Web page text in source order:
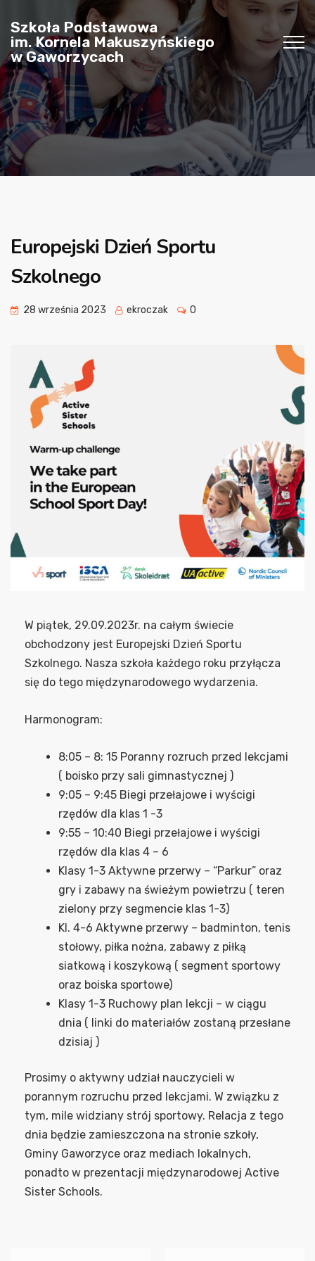
Szkoła Podstawowa
im. Kornela Makuszyńskiego
w Gaworzycach
Europejski Dzień Sportu
Szkolnego
28 września 2023 ekroczak 0
W piątek, 29.09.2023r. na całym świecie
obchodzony jest Europejski Dzień Sportu
Szkolnego. Nasza szkoła każdego roku przyłącza
się do tego międzynarodowego wydarzenia.
Harmonogram:
8:05 – 8: 15 Poranny rozruch przed lekcjami
( boisko przy sali gimnastycznej )
9:05 – 9:45 Biegi przełajowe i wyścigi
rzędów dla klas 1 -3
9:55 – 10:40 Biegi przełajowe i wyścigi
rzędów dla klas 4 – 6
Klasy 1-3 Aktywne przerwy – “Parkur” oraz
gry i zabawy na świeżym powietrzu ( teren
zielony przy segmencie klas 1-3)
Kl. 4-6 Aktywne przerwy – badminton, tenis
stołowy, piłka nożna, zabawy z piłką
siatkową i koszykową ( segment sportowy
oraz boiska sportowe)
Klasy 1-3 Ruchowy plan lekcji – w ciągu
dnia ( linki do materiałów zostaną przesłane
dzisiaj )
Prosimy o aktywny udział nauczycieli w
porannym rozruchu przed lekcjami. W związku z
tym, mile widziany strój sportowy. Relacja z tego
dnia będzie zamieszczona na stronie szkoły,
Gminy Gaworzyce oraz mediach lokalnych,
ponadto w prezentacji międzynarodowej Active
Sister Schools.